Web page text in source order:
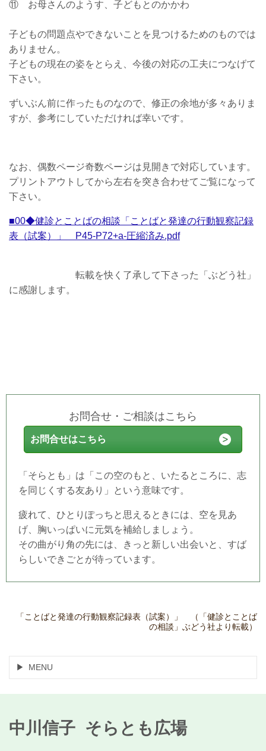
⑪ お母さんのようす、子どもとのかかわ
子どもの問題点やできないことを見つけるためのものでは
ありません。
子どもの現在の姿をとらえ、今後の対応の工夫につなげて
下さい。
ずいぶん前に作ったものなので、修正の余地が多々ありま
すが、 参考にしていただければ幸いです。
なお、偶数ページ奇数ページは見開きで対応しています。
プリントアウトしてから左右を突き合わせてご覧になって
下さい。
■00◆健診とことばの相談「ことばと発達の行動観察記録
表（試案）」 P45-P72+a-圧縮済み.pdf
転載を快く了承して下さった「ぶどう社」
に感謝します。
お問合せ・ご相談はこちら
お問合せはこちら
「そらとも」は「この空のもと、いたるところに、志
を同じくする友あり」という意味です。
疲れて、ひとりぽっちと思えるときには、空を見あ
げ、胸いっぱいに元気を補給しましょう。
その曲がり角の先には、きっと新しい出会いと、すば
らしいできごとが待っています。
「ことばと発達の行動観察記録表（試案）」 （「健診とことば
の相談」ぶどう社より転載）
MENU
中川信子 そらとも広場